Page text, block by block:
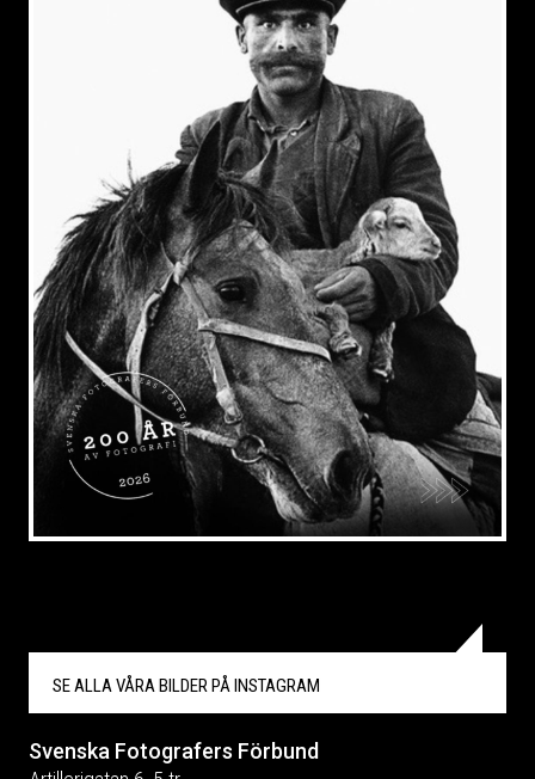
SE ALLA VÅRA BILDER PÅ INSTAGRAM
Svenska Fotografers Förbund